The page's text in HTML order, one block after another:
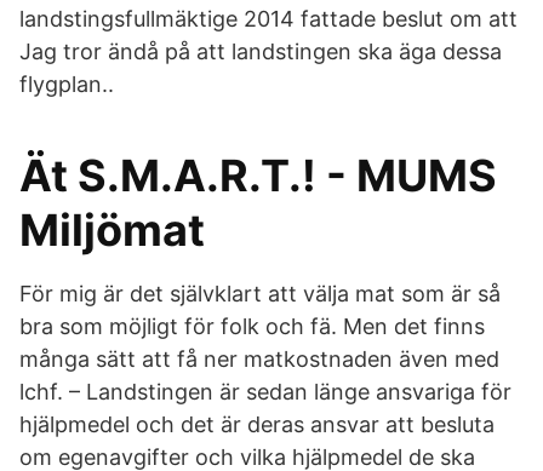
landstingsfullmäktige 2014 fattade beslut om att
Jag tror ändå på att landstingen ska äga dessa
flygplan..
Ät S.M.A.R.T.! - MUMS
Miljömat
För mig är det självklart att välja mat som är så
bra som möjligt för folk och fä. Men det finns
många sätt att få ner matkostnaden även med
lchf. – Landstingen är sedan länge ansvariga för
hjälpmedel och det är deras ansvar att besluta
om egenavgifter och vilka hjälpmedel de ska